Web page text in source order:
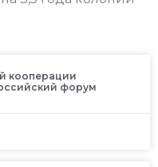
кооперации
форум